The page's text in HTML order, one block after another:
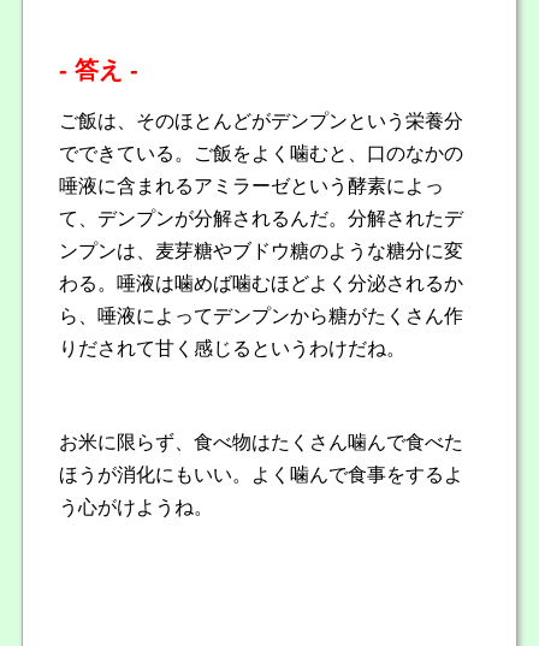
- 答え -
ご飯は、そのほとんどがデンプンという栄養分
でできている。ご飯をよく噛むと、口のなかの
唾液に含まれるアミラーゼという酵素によっ
て、デンプンが分解されるんだ。分解されたデ
ンプンは、麦芽糖やブドウ糖のような糖分に変
わる。唾液は噛めば噛むほどよく分泌されるか
ら、唾液によってデンプンから糖がたくさん作
りだされて甘く感じるというわけだね。
お米に限らず、食べ物はたくさん噛んで食べた
ほうが消化にもいい。よく噛んで食事をするよ
う心がけようね。